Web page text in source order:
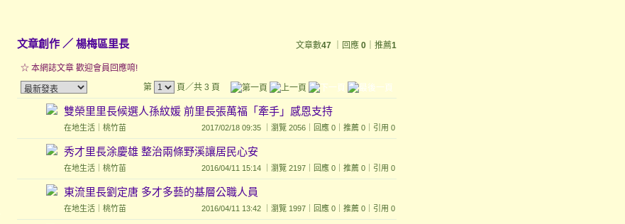
文章創作 ／ 楊梅區里長 文章數47 ｜回應 0 ｜推薦1
☆ 本網誌文章 歡迎會員回應唷!
第
頁／共 3 頁
雙榮里里長候選人孫紋媛 前里長張萬福「牽手」感恩支持
在地生活 桃竹苗 2017/02/18 09:35 ｜瀏覽 2056｜回應 0｜推薦 0｜引用 0
秀才里長涂慶雄 整治兩條野溪讓居民心安
在地生活 桃竹苗 2016/04/11 15:14 ｜瀏覽 2197｜回應 0｜推薦 0｜引用 0
東流里長劉定唐 多才多藝的基層公職人員
在地生活 桃竹苗 2016/04/11 13:42 ｜瀏覽 1997｜回應 0｜推薦 0｜引用 0